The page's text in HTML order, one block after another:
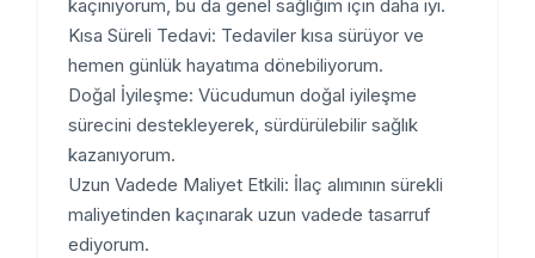
kaçınıyorum, bu da genel sağlığım için daha iyi.
Kısa Süreli Tedavi: Tedaviler kısa sürüyor ve
hemen günlük hayatıma dönebiliyorum.
Doğal İyileşme: Vücudumun doğal iyileşme
sürecini destekleyerek, sürdürülebilir sağlık
kazanıyorum.
Uzun Vadede Maliyet Etkili: İlaç alımının sürekli
maliyetinden kaçınarak uzun vadede tasarruf
ediyorum.